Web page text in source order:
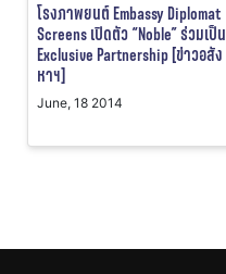
โรงภาพยนต์ Embassy Diplomat
Screens เปิดตัว “Noble” ร่วมเป็น
Exclusive Partnership [ข่าวอสัง
หาฯ]
June, 18 2014